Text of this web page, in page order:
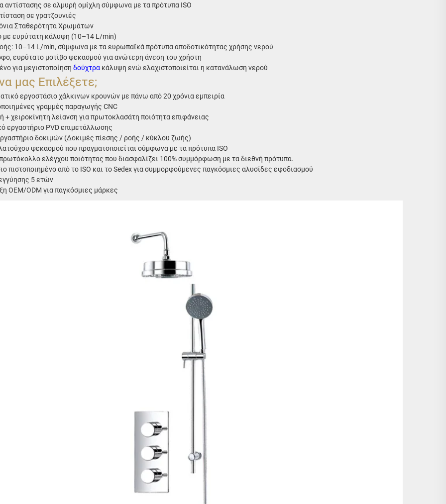
αντίστασης σε αλμυρή ομίχλη σύμφωνα με τα πρότυπα ISO
σε γρατζουνιές
Σταθερότητα Χρωμάτων
ευρύτατη κάλυψη (10–14 L/min)
10–14 L/min, σύμφωνα με τα ευρωπαϊκά πρότυπα αποδοτικότητας χρήσης νερού
ευρύτατο μοτίβο ψεκασμού για ανώτερη άνεση του χρήστη
για μεγιστοποίηση δούχτρα κάλυψη ενώ ελαχιστοποιείται η κατανάλωση νερού
μας Επιλέξετε;
εργοστάσιο χάλκινων κρουνών με πάνω από 20 χρόνια εμπειρία
γραμμές παραγωγής CNC
+ χειροκίνητη λείανση για πρωτοκλασάτη ποιότητα επιφάνειας
εργαστήριο PVD επιμετάλλωσης
δοκιμών (Δοκιμές πίεσης / ροής / κύκλου ζωής)
ψεκασμού που πραγματοποιείται σύμφωνα με τα πρότυπα ISO
ελέγχου ποιότητας που διασφαλίζει 100% συμμόρφωση με τα διεθνή πρότυπα.
πιστοποιημένο από το ISO και το Sedex για συμμορφούμενες παγκόσμιες αλυσίδες εφοδιασμού
5 ετών
OEM/ODM για παγκόσμιες μάρκες